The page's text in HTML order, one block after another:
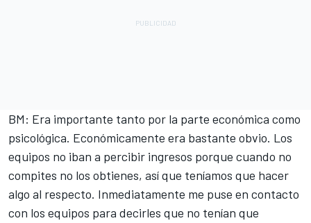
BM: Era importante tanto por la parte económica como
psicológica. Económicamente era bastante obvio. Los
equipos no iban a percibir ingresos porque cuando no
compites no los obtienes, así que teníamos que hacer
algo al respecto. Inmediatamente me puse en contacto
con los equipos para decirles que no tenían que